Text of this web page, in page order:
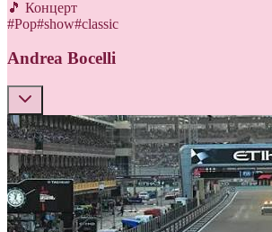
🎵 Концерт
#Pop#show#classic
Andrea Bocelli